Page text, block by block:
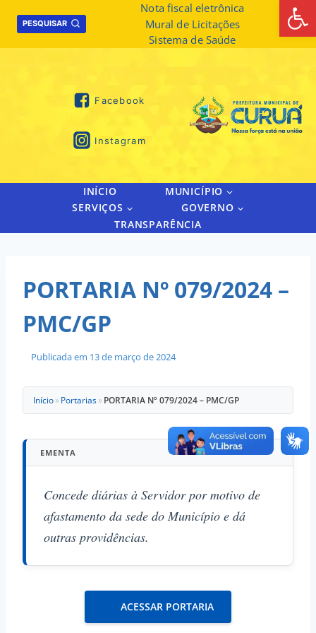
PESQUISAR
Nota fiscal eletrônica
Mural de Licitações
Sistema de Saúde
Facebook
Instagram
INÍCIO
MUNICÍPIO
SERVIÇOS
GOVERNO
TRANSPARÊNCIA
PORTARIA Nº 079/2024 –
PMC/GP
Publicada em 13 de março de 2024
Início» Portarias» PORTARIA Nº 079/2024 – PMC/GP
EMENTA
Concede diárias à Servidor por motivo de
afastamento da sede do Município e dá
outras providências.
ACESSAR PORTARIA